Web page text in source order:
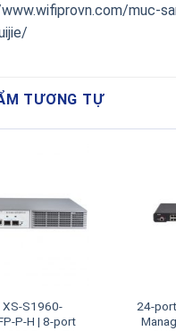
muc-
TƯƠNG TỰ
XS-S1960-
P-H | 8-port
24-